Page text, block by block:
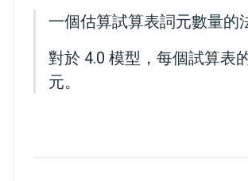
一個估算試算表詞元數量的
對於 4.0 模型，每個試算表
元。